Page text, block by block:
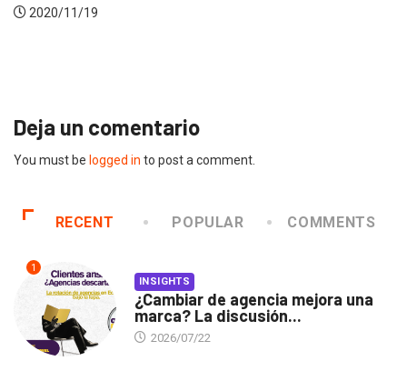
Deja un comentario
You must be logged in to post a comment.
RECENT POPULAR COMMENTS
1
INSIGHTS
¿Cambiar de agencia mejora una
marca? La discusión...
2026/07/22